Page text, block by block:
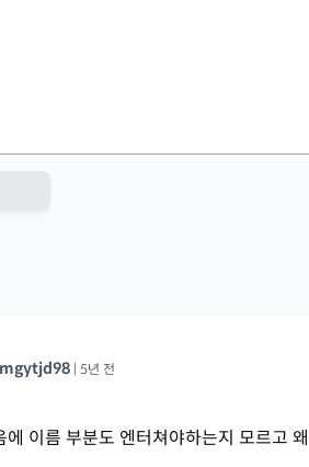
5년 전
에 이름 부분도 엔터쳐야하는지 모르고